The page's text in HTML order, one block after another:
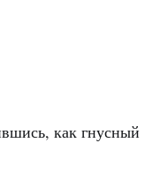
как гнусный